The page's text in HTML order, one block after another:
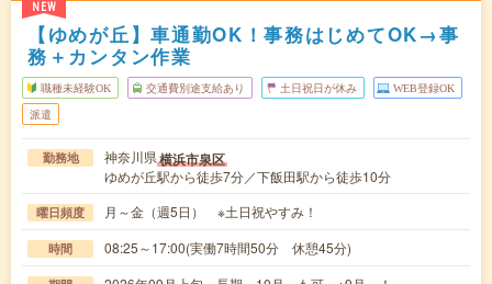
NEW
【ゆめが丘】車通勤OK！事務はじめてOK→事
務＋カンタン作業
職種未経験OK 交通費別途支給あり 土日祝日が休み WEB登録OK
派遣
勤務地 神奈川県横浜市泉区
ゆめが丘駅から徒歩7分／下飯田駅から徒歩10分
曜日頻度 月～金（週5日） ※土日祝やすみ！
時間 08:25～17:00(実働7時間50分 休憩45分)